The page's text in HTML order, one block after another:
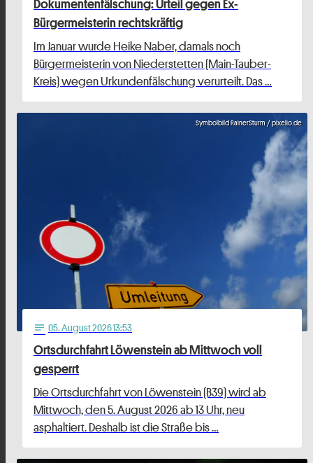
Dokumentenfälschung: Urteil gegen Ex-
Bürgermeisterin rechtskräftig
Im Januar wurde Heike Naber, damals noch
Bürgermeisterin von Niederstetten (Main-Tauber-
Kreis) wegen Urkundenfälschung verurteilt. Das …
Symbolbild RainerSturm / pixelio.de
notes 05. August 2026 13:53
Ortsdurchfahrt Löwenstein ab Mittwoch voll
gesperrt
Die Ortsdurchfahrt von Löwenstein (B39) wird ab
Mittwoch, den 5. August 2026 ab 13 Uhr, neu
asphaltiert. Deshalb ist die Straße bis …